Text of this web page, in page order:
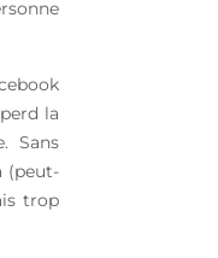
la
Sans
(peut-
trop